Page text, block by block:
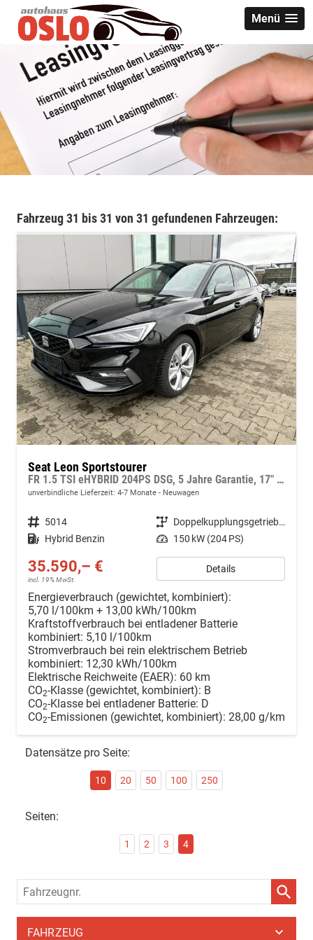
Menü
Fahrzeug 31 bis 31 von 31 gefundenen Fahrzeugen:
Seat Leon Sportstourer
FR 1.5 TSI eHYBRID 204PS DSG, 5 Jahre Garantie, 17" Alu, 3-Zonen-Climatronic, Abgedunkelte Scheiben, Parksensoren vorn/hinten, Sportsitze, Radio 12,9"/Bluetooth/Full Link, Tempomat, Full Digital Cockpit, LED-Scheinwerfer, M-Lederlenkrad
unverbindliche Lieferzeit: 4-7 Monate Neuwagen
Fahrzeugnr. 5014 Getriebe
Doppelkupplungsgetriebe (DSG)
Kraftstoff Hybrid Benzin Leistung 150 kW (204 PS)
35.590,– €
incl. 19% MwSt.
Details
Energieverbrauch (gewichtet, kombiniert):
5,70 l/100km + 13,00 kWh/100km
Kraftstoffverbrauch bei entladener Batterie
kombiniert: 5,10 l/100km
Stromverbrauch bei rein elektrischem Betrieb
kombiniert: 12,30 kWh/100km
Elektrische Reichweite (EAER): 60 km
CO2-Klasse (gewichtet, kombiniert): B
CO2-Klasse bei entladener Batterie: D
CO2-Emissionen (gewichtet, kombiniert): 28,00 g/km
Datensätze pro Seite:
10 20 50 100 250
Seiten:
1 2 3 4
Fahrzeugnr.
FAHRZEUG